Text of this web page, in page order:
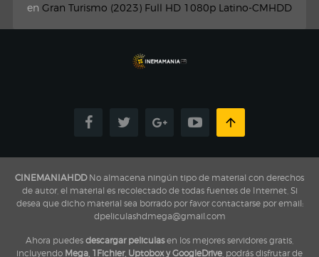
en Gran Turismo (2023) Full HD 1080p Latino-CMHDD
CINEMANIAHDDNo almacena ningún tipo de material con derechos
de autor, el material es recolectado de todas fuentes de Internet, Si
desea que dicho material sea borrado por favor contactarse por email:
dpeliculashdmega@gmail.com
Ahora puedes descargar peliculasen los mejores servidores gratis,
incluyendo Mega, 1Fichier, Uptobox y GoogleDrive , podrás disfrutar de